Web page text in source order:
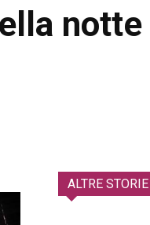
ALTRE STORIE